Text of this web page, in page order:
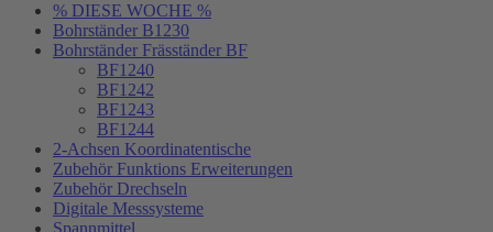
% DIESE WOCHE %
Bohrständer B1230
Bohrständer Fräsständer BF
BF1240
BF1242
BF1243
BF1244
2-Achsen Koordinatentische
Zubehör Funktions Erweiterungen
Zubehör Drechseln
Digitale Messsysteme
Spannmittel